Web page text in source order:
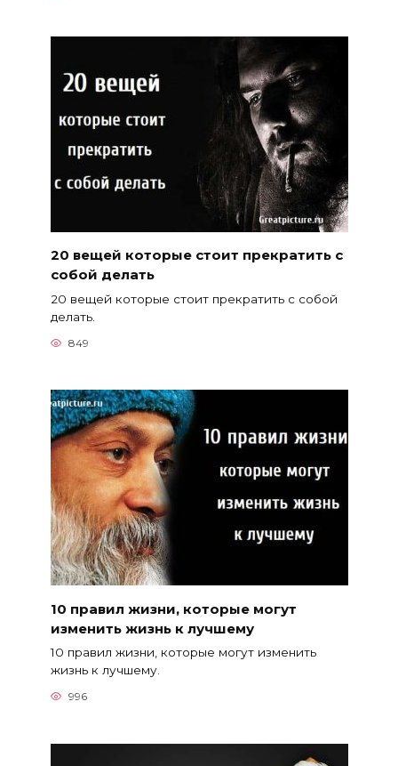
20 вещей которые стоит прекратить с
собой делать
20 вещей которые стоит прекратить с собой
делать.
849
10 правил жизни, которые могут
изменить жизнь к лучшему
10 правил жизни, которые могут изменить
жизнь к лучшему.
996